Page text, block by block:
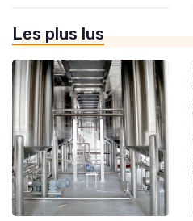
Les plus lus